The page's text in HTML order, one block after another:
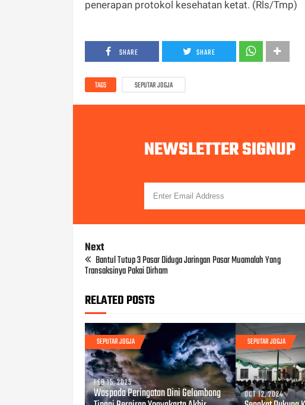
penerapan protokol kesehatan ketat. (Rls/Tmp)
SHARE SHARE
TAGS SEPUTAR JOGJA
NEWSLETTER SIGNUP
Next
Bantul Tutup 3 Pasar Diduga Jaringan Pasar Muamalah Yang
Transaksinya Pakai Dirham
RELATED POSTS
SEPUTAR JOGJA
FEB 15, 2025
Waspada Peringatan Dini Gelombang
SEPUTAR JOGJA
OCT 12, 2024